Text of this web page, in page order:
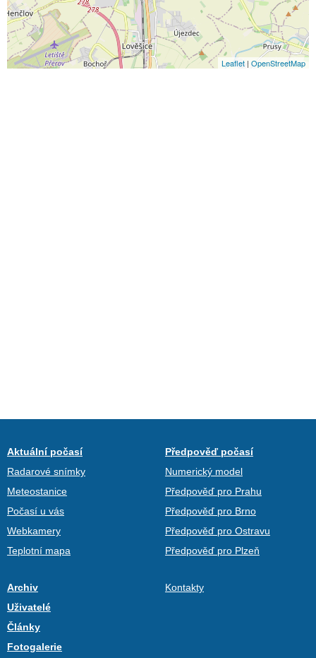
Leaflet | OpenStreetMap
Aktuální počasí
Radarové snímky
Meteostanice
Počasí u vás
Webkamery
Teplotní mapa
Předpověď počasí
Numerický model
Předpověď pro Prahu
Předpověď pro Brno
Předpověď pro Ostravu
Předpověď pro Plzeň
Archiv
Uživatelé
Články
Fotogalerie
Kontakty